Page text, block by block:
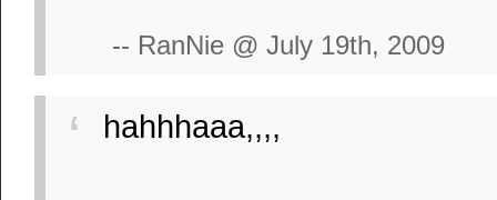
-- RanNie @ July 19th, 2009
hahhhaaa,,,,